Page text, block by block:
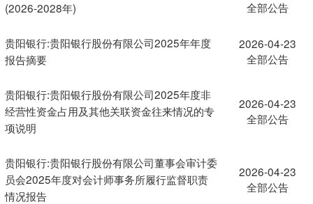
(2026-2028年)
全部公告
贵阳银行:贵阳银行股份有限公司2025年年度
报告摘要
2026-04-23
全部公告
贵阳银行:贵阳银行股份有限公司2025年度非
经营性资金占用及其他关联资金往来情况的专
项说明
2026-04-23
全部公告
贵阳银行:贵阳银行股份有限公司董事会审计委
员会2025年度对会计师事务所履行监督职责
情况报告
2026-04-23
全部公告